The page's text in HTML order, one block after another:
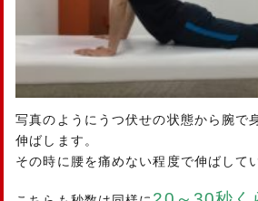
写真のようにうつ伏せの状態から腕で
伸ばします。
その時に腰を痛めない程度で伸ばして